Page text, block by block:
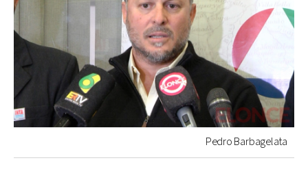
Pedro Barbagelata